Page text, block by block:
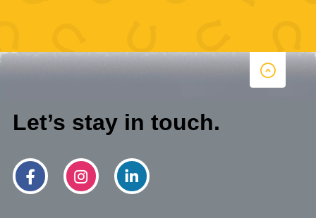
Let’s stay in touch.